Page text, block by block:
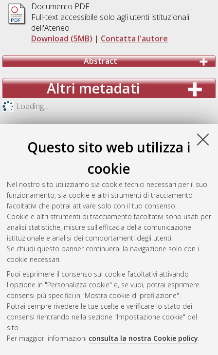
Questo sito web utilizza i
cookie
Nel nostro sito utilizziamo sia cookie tecnici necessari per il suo
funzionamento, sia cookie e altri strumenti di tracciamento
facoltativi che potrai attivare solo con il tuo consenso.
Cookie e altri strumenti di tracciamento facoltativi sono usati per
analisi statistiche, misure sull'efficacia della comunicazione
istituzionale e analisi dei comportamenti degli utenti.
Se chiudi questo banner continuerai la navigazione solo con i
cookie necessari.
Puoi esprimere il consenso sui cookie facoltativi attivando
l'opzione in "Personalizza cookie" e, se vuoi, potrai esprimere
consensi più specifici in "Mostra cookie di profilazione".
Potrai sempre rivedere le tue scelte e verificare lo stato dei
consensi rientrando nella sezione "Impostazione cookie" del
sito.
Per maggiori informazioni consulta la nostra Cookie policy.
Documento PDF
Full-text accessibile solo agli utenti istituzionali
dell'Ateneo
Download (5MB) | Contatta l'autore
Abstract
Altri metadati
Loading...
Gestione del documento:
Atom
Rss 1.0
Rss 2.0
AMS Laurea